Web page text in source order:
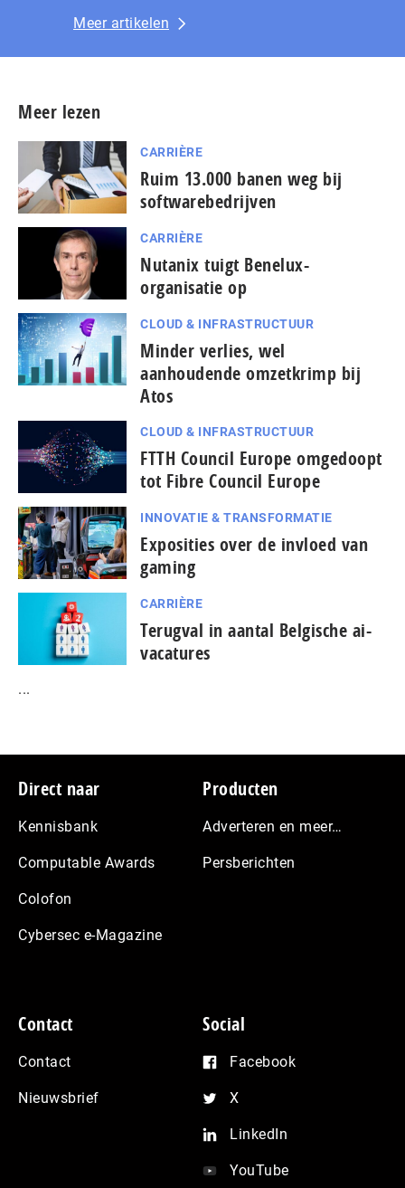
Meer artikelen
Meer lezen
CARRIÈRE
Ruim 13.000 banen weg bij
softwarebedrijven
CARRIÈRE
Nutanix tuigt Benelux-
organisatie op
CLOUD & INFRASTRUCTUUR
Minder verlies, wel
aanhoudende omzetkrimp bij
Atos
CLOUD & INFRASTRUCTUUR
FTTH Council Europe omgedoopt
tot Fibre Council Europe
INNOVATIE & TRANSFORMATIE
Exposities over de invloed van
gaming
CARRIÈRE
Terugval in aantal Belgische ai-
vacatures
...
Footer
Direct naar
Kennisbank
Computable Awards
Colofon
Cybersec e-Magazine
Producten
Adverteren en meer…
Persberichten
Contact
Contact
Nieuwsbrief
Social
Facebook
X
LinkedIn
YouTube